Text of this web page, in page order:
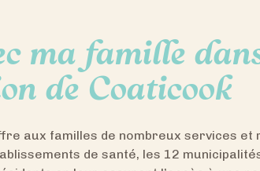
ma famille
de Coaticook
aux familles de nombreux services et
de santé, les 12